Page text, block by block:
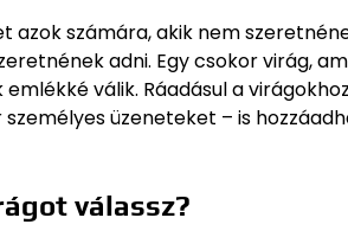
azok számára, akik nem
adni. Egy csokor virág,
válik. Ráadásul a
üzeneteket – is
válassz?